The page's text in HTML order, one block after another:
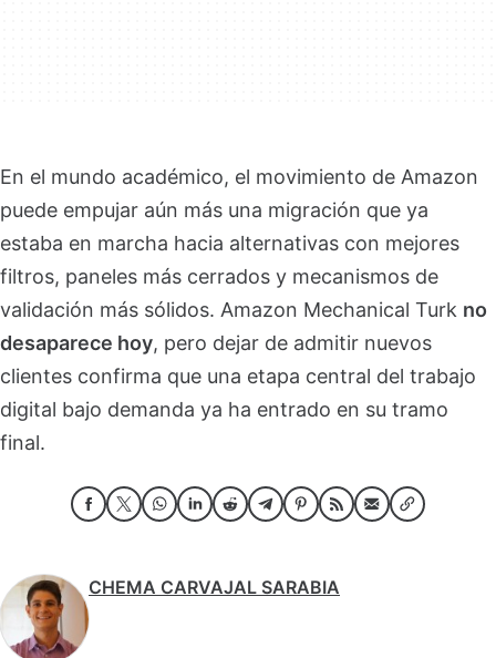
En el mundo académico, el movimiento de Amazon
puede empujar aún más una migración que ya
estaba en marcha hacia alternativas con mejores
filtros, paneles más cerrados y mecanismos de
validación más sólidos. Amazon Mechanical Turk no
desaparece hoy, pero dejar de admitir nuevos
clientes confirma que una etapa central del trabajo
digital bajo demanda ya ha entrado en su tramo
final.
CHEMA CARVAJAL SARABIA